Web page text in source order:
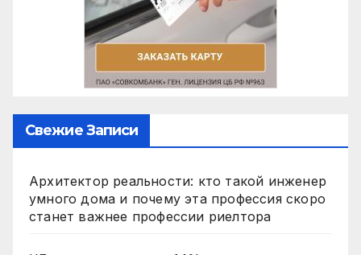
Свежие Записи
Архитектор реальности: кто такой инженер
умного дома и почему эта профессия скоро
станет важнее профессии риелтора